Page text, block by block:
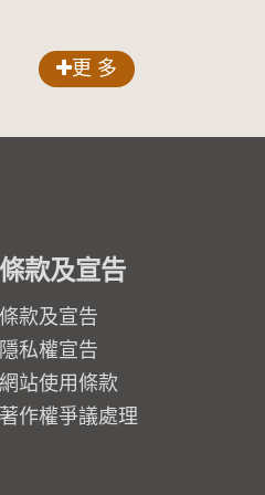
更 多
條款及宣告
條款及宣告
隱私權宣告
網站使用條款
著作權爭議處理